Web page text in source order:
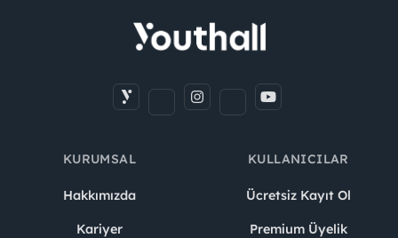
KURUMSAL
Hakkımızda
Kariyer
KULLANICILAR
Ücretsiz Kayıt Ol
Premium Üyelik